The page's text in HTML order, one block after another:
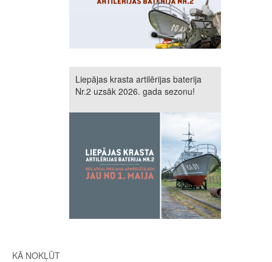
Liepājas krasta artilērijas baterija
Nr.2 uzsāk 2026. gada sezonu!
KĀ NOKĻŪT